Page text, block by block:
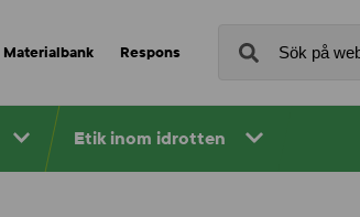
Materialbank Respons
Etik inom idrotten